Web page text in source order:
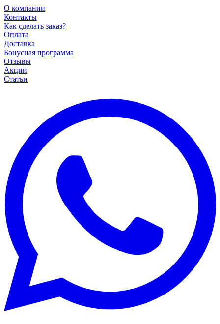
О компании
Контакты
Как сделать заказ?
Оплата
Доставка
Бонусная программа
Отзывы
Акции
Статьи